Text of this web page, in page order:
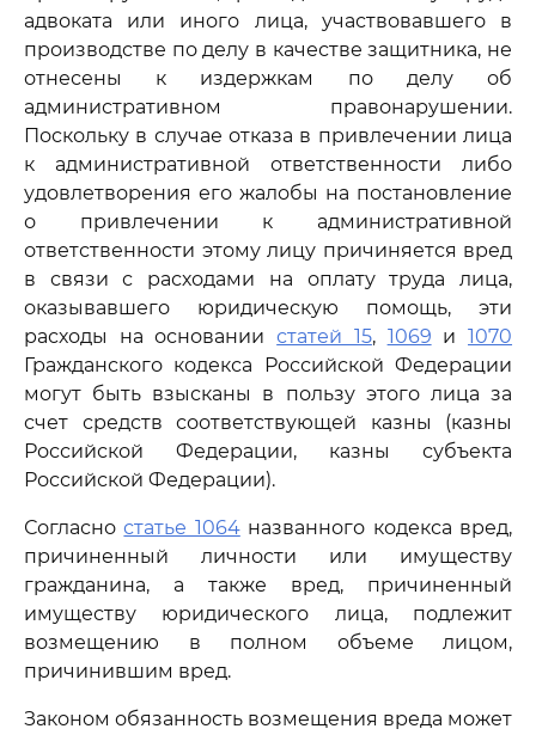
адвоката или иного лица, участвовавшего в
производстве по делу в качестве защитника, не
отнесены к издержкам по делу об
административном правонарушении.
Поскольку в случае отказа в привлечении лица
к административной ответственности либо
удовлетворения его жалобы на постановление
о привлечении к административной
ответственности этому лицу причиняется вред
в связи с расходами на оплату труда лица,
оказывавшего юридическую помощь, эти
расходы на основаниистатей 15, 1069 и1070
Гражданского кодекса Российской Федерации
могут быть взысканы в пользу этого лица за
счет средств соответствующей казны (казны
Российской Федерации, казны субъекта
Российской Федерации).
Согласностатье 1064названного кодекса вред,
причиненный личности или имуществу
гражданина, а также вред, причиненный
имуществу юридического лица, подлежит
возмещению в полном объеме лицом,
причинившим вред.
Законом обязанность возмещения вреда может